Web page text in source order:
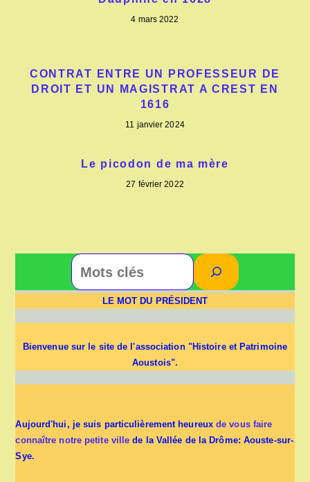
4 mars 2022
CONTRAT ENTRE UN PROFESSEUR DE
DROIT ET UN MAGISTRAT A CREST EN
1616
11 janvier 2024
Le picodon de ma mère
27 février 2022
Rechercher
LE MOT DU PRÉSIDENT
Bienvenue sur le site de l'association "Histoire et Patrimoine
Aoustois".
Aujourd'hui, je suis particulièrement heureuxde vous faire
connaître notre petite ville de la Vallée de la Drôme: Aouste-sur-
Sye.